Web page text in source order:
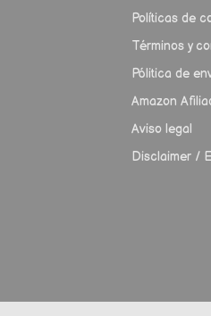
Políticas de
Términos y
Pólitica de
Amazon
Aviso legal
Disclaimer /